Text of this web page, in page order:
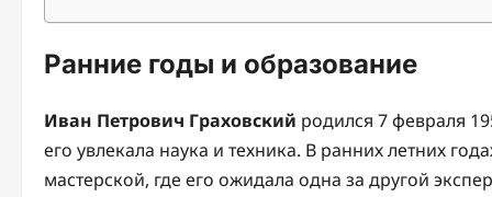
Ранние годы и образование
Иван Петрович Граховский родился 7 февраля
его увлекала наука и техника. В ранних летних
мастерской, где его ожидала одна за другой